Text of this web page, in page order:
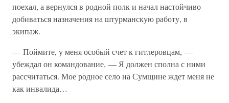
поехал, а вернулся в родной полк и начал настойчиво
добиваться назначения на штурманскую работу, в
экипаж.
— Поймите, у меня особый счет к гитлеровцам, —
убеждал он командование, — Я должен сполна с ними
рассчитаться. Мое родное село на Сумщине ждет меня не
как инвалида…